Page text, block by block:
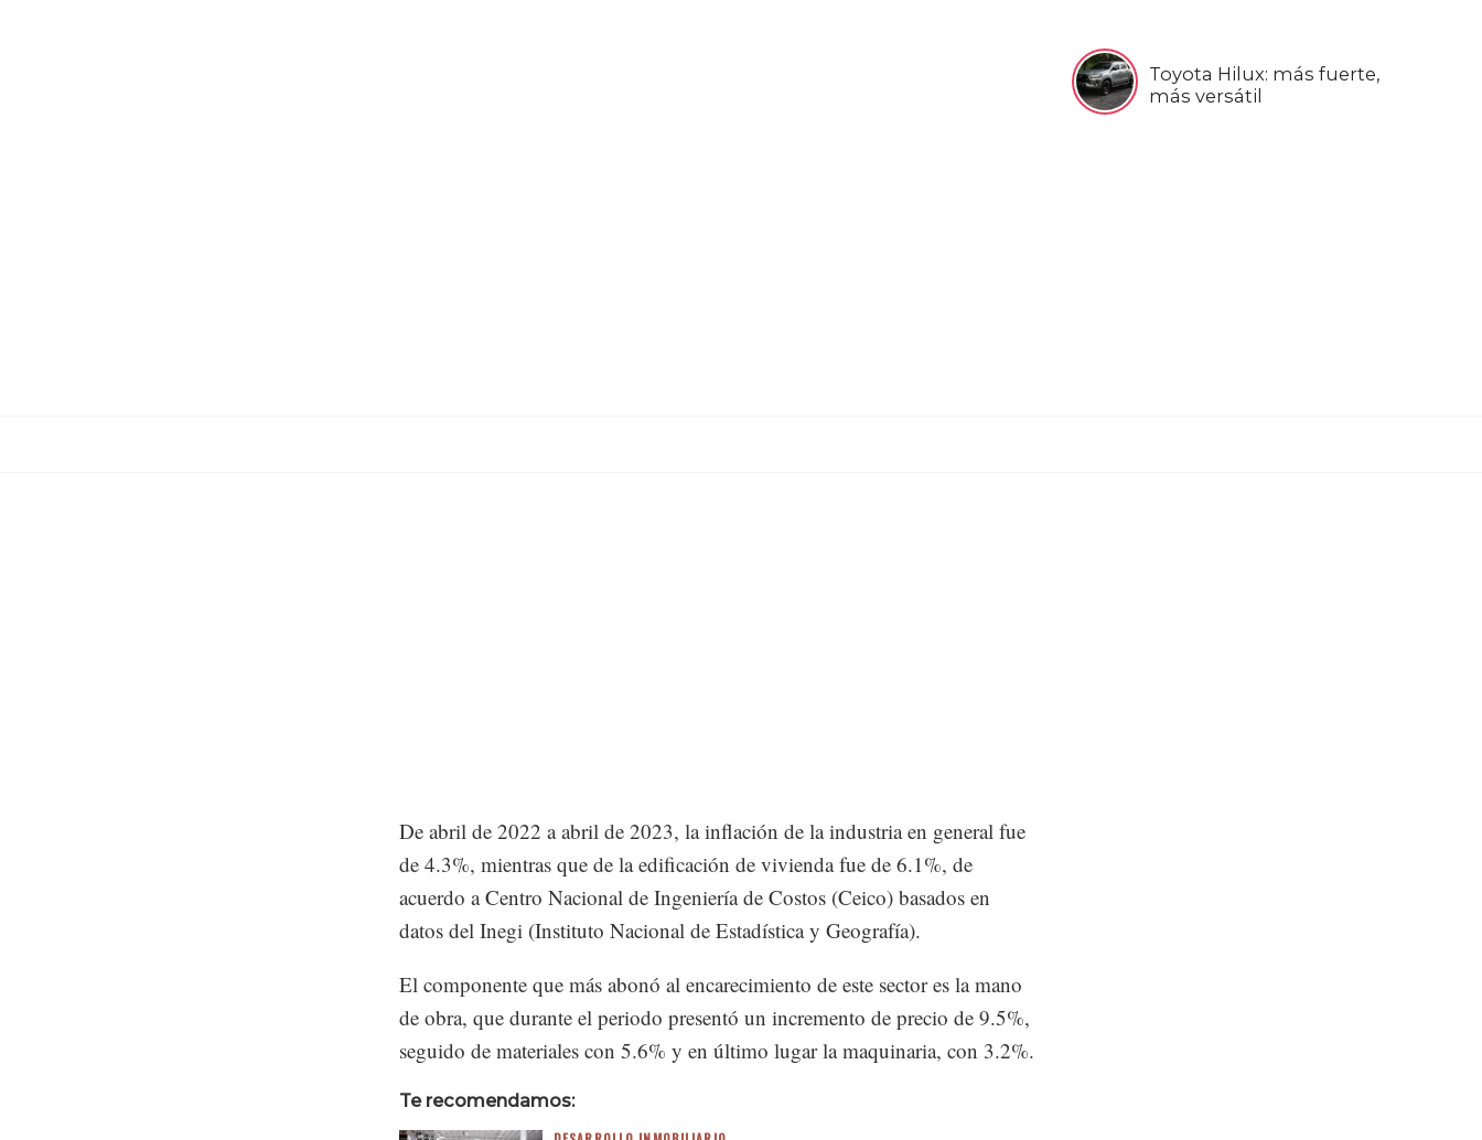
Toyota Hilux: más fuerte,
más versátil
De abril de 2022 a abril de 2023, la inflación de la industria en general fue
de 4.3%, mientras que de la edificación de vivienda fue de 6.1%, de
acuerdo a Centro Nacional de Ingeniería de Costos (Ceico) basados en
datos del Inegi (Instituto Nacional de Estadística y Geografía).
El componente que más abonó al encarecimiento de este sector es la mano
de obra, que durante el periodo presentó un incremento de precio de 9.5%,